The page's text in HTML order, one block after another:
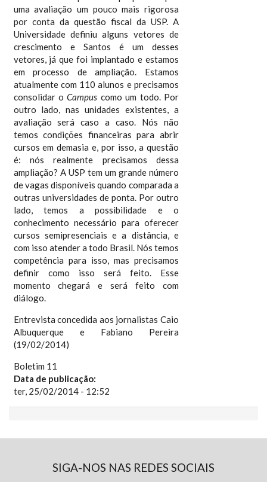
uma avaliação um pouco mais rigorosa
por conta da questão fiscal da USP. A
Universidade definiu alguns vetores de
crescimento e Santos é um desses
vetores, já que foi implantado e estamos
em processo de ampliação. Estamos
atualmente com 110 alunos e precisamos
consolidar oCampus como um todo. Por
outro lado, nas unidades existentes, a
avaliação será caso a caso. Nós não
temos condições financeiras para abrir
cursos em demasia e, por isso, a questão
é: nós realmente precisamos dessa
ampliação? A USP tem um grande número
de vagas disponíveis quando comparada a
outras universidades de ponta. Por outro
lado, temos a possibilidade e o
conhecimento necessário para oferecer
cursos semipresenciais e a distância, e
com isso atender a todo Brasil. Nós temos
competência para isso, mas precisamos
definir como isso será feito. Esse
momento chegará e será feito com
diálogo.
Entrevista concedida aos jornalistas Caio
Albuquerque e Fabiano Pereira
(19/02/2014)
Boletim 11
Data de publicação:
ter, 25/02/2014 - 12:52
SIGA-NOS NAS REDES SOCIAIS